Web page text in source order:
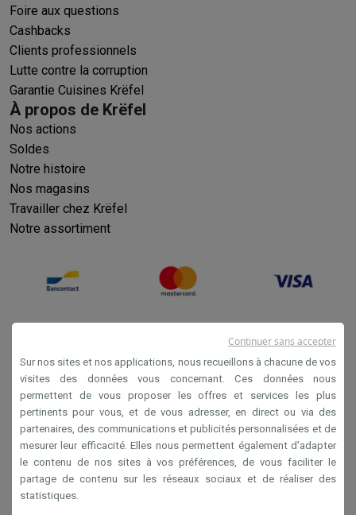
Foire aux questions
Cashbacks
Clients professionnels
Lutte contre la corruption
Garantie Cuisines Krëfel
À propos de Krëfel
Nos actions
Soldes
Notre histoire
Nos magasins
Travailler chez Krëfel
Notre assortiment
Conditions générales de vente
Privacy
Disclaimer
Cookies
Sur nos sites et nos applications, nous recueillons à chacune de vos
visites des données vous concernant. Ces données nous
permettent de vous proposer les offres et services les plus
pertinents pour vous, et de vous adresser, en direct ou via des
partenaires, des communications et publicités personnalisées et de
mesurer leur efficacité. Elles nous permettent également d’adapter
le contenu de nos sites à vos préférences, de vous faciliter le
partage de contenu sur les réseaux sociaux et de réaliser des
statistiques.
Continuer sans accepter